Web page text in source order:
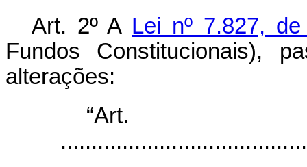
Art. 2ºA Lei nº 7.827,
Fundos Constitucionais),
alterações: